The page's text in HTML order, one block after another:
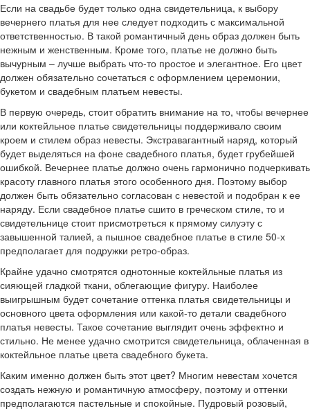
Если на свадьбе будет только одна свидетельница, к выбору
вечернего платья для нее следует подходить с максимальной
ответственностью. В такой романтичный день образ должен быть
нежным и женственным. Кроме того, платье не должно быть
вычурным – лучше выбрать что-то простое и элегантное. Его цвет
должен обязательно сочетаться с оформлением церемонии,
букетом и свадебным платьем невесты.
В первую очередь, стоит обратить внимание на то, чтобы вечернее
или коктейльное платье свидетельницы поддерживало своим
кроем и стилем образ невесты. Экстравагантный наряд, который
будет выделяться на фоне свадебного платья, будет грубейшей
ошибкой. Вечернее платье должно очень гармонично подчеркивать
красоту главного платья этого особенного дня. Поэтому выбор
должен быть обязательно согласован с невестой и подобран к ее
наряду. Если свадебное платье сшито в греческом стиле, то и
свидетельнице стоит присмотреться к прямому силуэту с
завышенной талией, а пышное свадебное платье в стиле 50-х
предполагает для подружки ретро-образ.
Крайне удачно смотрятся однотонные коктейльные платья из
сияющей гладкой ткани, облегающие фигуру. Наиболее
выигрышным будет сочетание оттенка платья свидетельницы и
основного цвета оформления или какой-то детали свадебного
платья невесты. Такое сочетание выглядит очень эффектно и
стильно. Не менее удачно смотрится свидетельница, облаченная в
коктейльное платье цвета свадебного букета.
Каким именно должен быть этот цвет? Многим невестам хочется
создать нежную и романтичную атмосферу, поэтому и оттенки
предполагаются пастельные и спокойные. Пудровый розовый,